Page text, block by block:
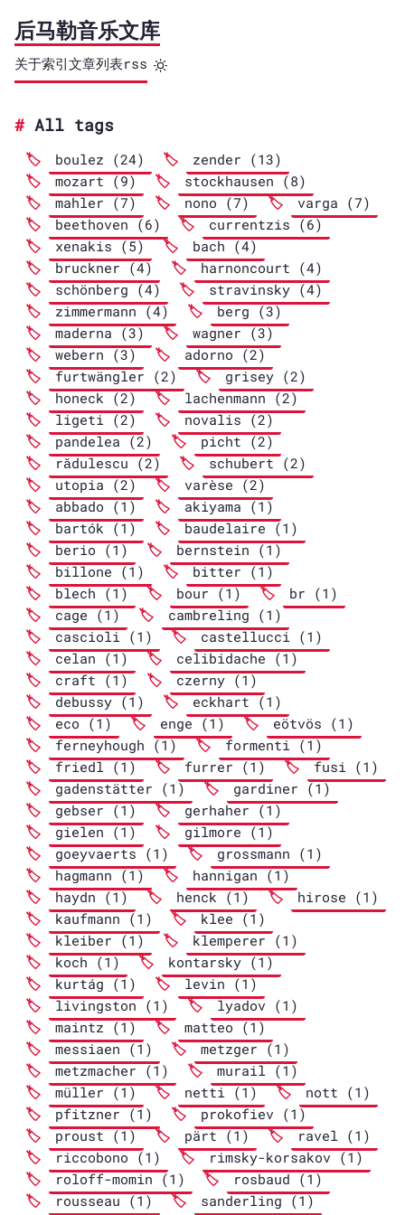
后马勒音乐文库
关于索引文章列表rss
All tags
boulez (24)
zender (13)
mozart (9)
stockhausen (8)
mahler (7)
nono (7)
varga (7)
beethoven (6)
currentzis (6)
xenakis (5)
bach (4)
bruckner (4)
harnoncourt (4)
schönberg (4)
stravinsky (4)
zimmermann (4)
berg (3)
maderna (3)
wagner (3)
webern (3)
adorno (2)
furtwängler (2)
grisey (2)
honeck (2)
lachenmann (2)
ligeti (2)
novalis (2)
pandelea (2)
picht (2)
rădulescu (2)
schubert (2)
utopia (2)
varèse (2)
abbado (1)
akiyama (1)
bartók (1)
baudelaire (1)
berio (1)
bernstein (1)
billone (1)
bitter (1)
blech (1)
bour (1)
br (1)
cage (1)
cambreling (1)
cascioli (1)
castellucci (1)
celan (1)
celibidache (1)
craft (1)
czerny (1)
debussy (1)
eckhart (1)
eco (1)
enge (1)
eötvös (1)
ferneyhough (1)
formenti (1)
friedl (1)
furrer (1)
fusi (1)
gadenstätter (1)
gardiner (1)
gebser (1)
gerhaher (1)
gielen (1)
gilmore (1)
goeyvaerts (1)
grossmann (1)
hagmann (1)
hannigan (1)
haydn (1)
henck (1)
hirose (1)
kaufmann (1)
klee (1)
kleiber (1)
klemperer (1)
koch (1)
kontarsky (1)
kurtág (1)
levin (1)
livingston (1)
lyadov (1)
maintz (1)
matteo (1)
messiaen (1)
metzger (1)
metzmacher (1)
murail (1)
müller (1)
netti (1)
nott (1)
pfitzner (1)
prokofiev (1)
proust (1)
pärt (1)
ravel (1)
riccobono (1)
rimsky-korsakov (1)
roloff-momin (1)
rosbaud (1)
rousseau (1)
sanderling (1)